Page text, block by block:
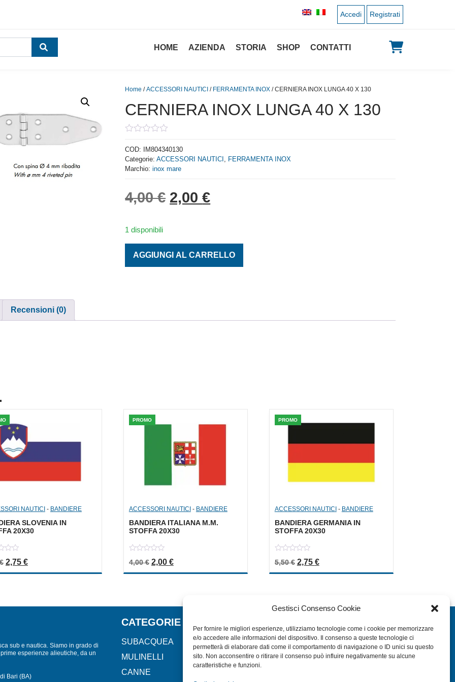
Gestisci Consenso Cookie
Per fornire le migliori esperienze, utilizziamo tecnologie come i cookie per memorizzare
e/o accedere alle informazioni del dispositivo. Il consenso a queste tecnologie ci
permetterà di elaborare dati come il comportamento di navigazione o ID unici su questo
sito. Non acconsentire o ritirare il consenso può influire negativamente su alcune
caratteristiche e funzioni.
Accedi Registrati
HOME AZIENDA STORIA SHOP CONTATTI
Home /ACCESSORI NAUTICI / FERRAMENTA INOX / CERNIERA INOX LUNGA 40 X 130
CERNIERA INOX LUNGA 40 X 130
out
of
5
COD:
IM804340130
Categorie:ACCESSORI NAUTICI , FERRAMENTA INOX
Marchio:inox mare
4,00€ Il prezzo originale era: 4,00 €.
2,00€Il prezzo attuale è: 2,00 €.
1 disponibili
AGGIUNGI AL CARRELLO
Recensioni (0)
NAUTICI - BANDIERE
SLOVENIA IN
20X30
Il prezzo originale era: 5,50 €.
2,75 €Il prezzo attuale è: 2,75 €.
PROMO
ACCESSORI NAUTICI - BANDIERE
BANDIERA ITALIANA M.M.
STOFFA 20X30
out
4,00€ Il prezzo originale era: 4,00 €.
2,00 €Il prezzo attuale è: 2,00 €.
PROMO
ACCESSORI NAUTICI - BANDIERE
BANDIERA GERMANIA IN
STOFFA 20X30
out
5,50€ Il prezzo originale era: 5,50 €.
2,75 €Il prezzo attuale è: 2,75 €.
sub e nautica. Siamo in grado di
esperienze alieutiche, da un
Bari (BA)
CATEGORIE
SUBACQUEA
MULINELLI
CANNE
HOME
SHOP